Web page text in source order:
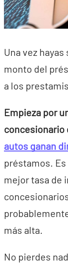
Una vez
monto del
a los
Empieza por
concesionario
autos ganan
préstamos.
mejor tasa de
más alta.
No pierdes